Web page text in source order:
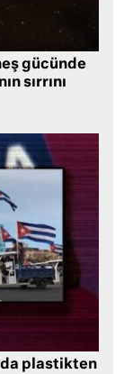
gücünde
sırrını
plastikten